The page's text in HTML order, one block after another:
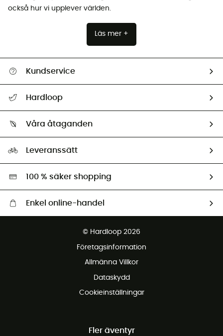
också hur vi upplever världen.
Läs mer +
Kundservice
Retur & återbetalning
Hardloop
Ambassadörer
Våra åtaganden
Miljöanpassat urval
Leveranssätt
100 % säker shopping
Enkel online-handel
Gratis retur inom 100 dagar
© Hardloop 2026
Företagsinformation
Allmänna Villkor
Dataskydd
Cookieinställningar
Fler äventyr